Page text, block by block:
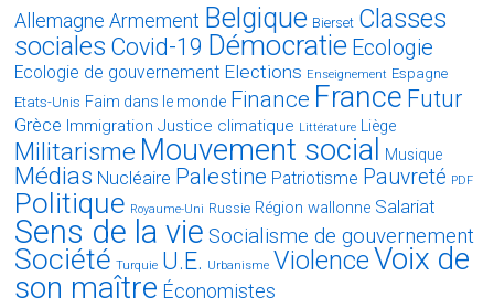
Allemagne Armement Belgique Bierset Classes
sociales Covid-19 Démocratie Ecologie
Ecologie de gouvernement Elections Enseignement Espagne
Etats-Unis Faim dans le monde Finance France Futur
Grèce Immigration Justice climatique Littérature Liège
Militarisme Mouvement social Musique
Médias Nucléaire Palestine Patriotisme Pauvreté PDF
Politique Royaume-Uni Russie Région wallonne Salariat
Sens de la vie Socialisme de gouvernement
Société Turquie U.E. Urbanisme ViolenceVoix de
son maître Économistes